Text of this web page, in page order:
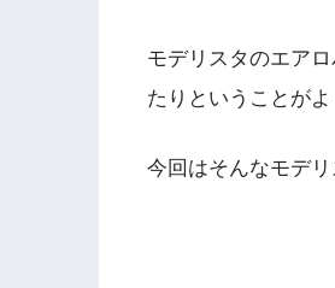
モデリスタのエア
たりということが
今回はそんなモデ